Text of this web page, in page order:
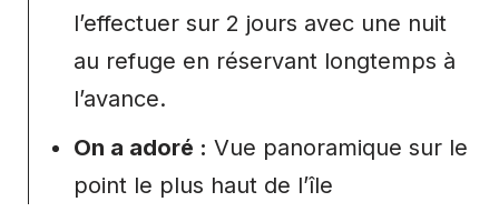
l’effectuer sur 2 jours avec une nuit
au refuge en réservant longtemps à
l’avance.
On a adoré : Vue panoramique sur le
point le plus haut de l’île